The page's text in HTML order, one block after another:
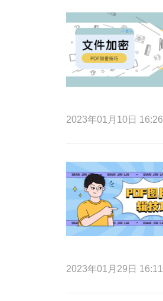
2023年01月10日 16:26
2023年01月29日 16:11